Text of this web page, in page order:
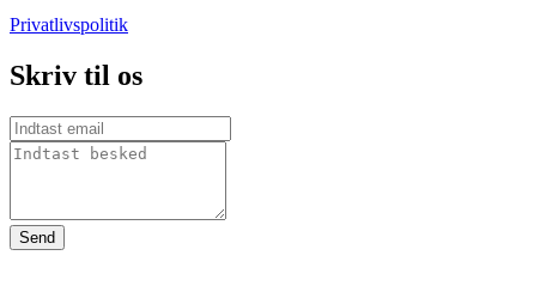
Privatlivspolitik
Skriv til os